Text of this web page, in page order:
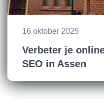
16 oktober 2025
Verbeter je
SEO in Assen